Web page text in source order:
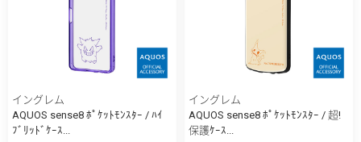
イングレム
AQUOS sense8 ﾎﾟｹｯﾄﾓﾝｽﾀｰ / ﾊｲ
ﾌﾞﾘｯﾄﾞｹｰｽ...
イングレム
AQUOS sense8 ﾎﾟｹｯﾄﾓﾝｽﾀｰ / 超!
保護ｹｰｽ...